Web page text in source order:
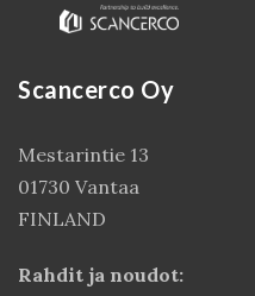
Scancerco Oy
Mestarintie 13
01730 Vantaa
FINLAND
Rahdit ja noudot: